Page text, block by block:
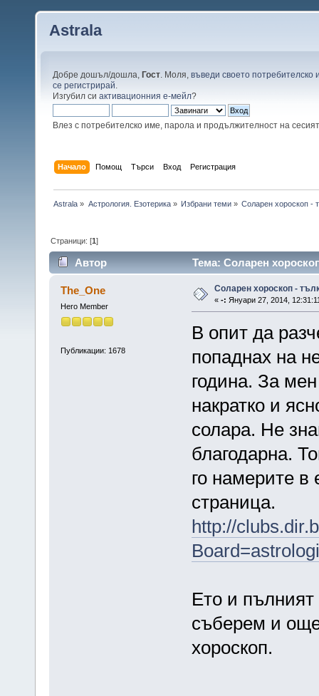
Astrala
Добре дошъл/дошла, Гост . Моля, въведи своето потребителско
се регистрирай
Изгубил си активационния е-мейл?
Влез с потребителско име, парола и продължителност на
Начало Помощ Търси Вход Регистрация
Astrala » Астрология. Езотерика» Избрани теми» Соларен хороскоп -
Страници: [1]
Автор Тема: Соларен
The_One
Hero Member
Публикации: 1678
Соларен хороскоп -
« -: Януари 27, 2014,
В опит да
попаднах на
година. За
накратко и
солара. Не
благодарна.
го намерите в
страница.
http://
Ето и
съберем и
хороскоп.